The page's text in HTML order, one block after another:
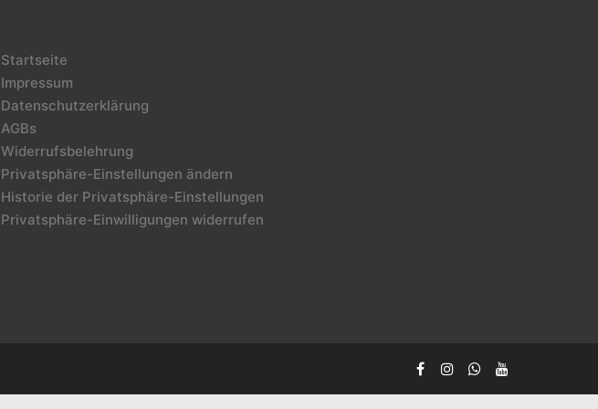
Startseite
Impressum
Datenschutzerklärung
AGBs
Widerrufsbelehrung
Privatsphäre-Einstellungen ändern
Historie der Privatsphäre-Einstellungen
Privatsphäre-Einwilligungen widerrufen